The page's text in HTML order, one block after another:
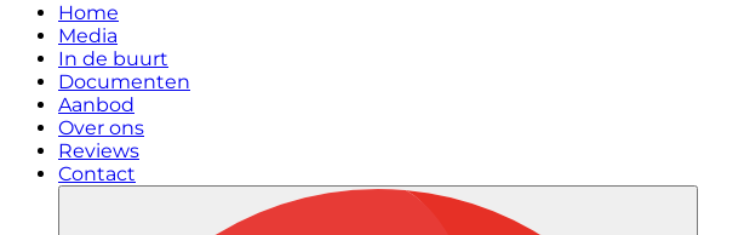
Home
Media
In de buurt
Documenten
Aanbod
Over ons
Reviews
Contact